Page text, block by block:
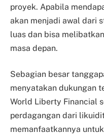
proyek. Apabila
akan menjadi awal dari
luas dan bisa
masa depan.
Sebagian besar
menyatakan dukungan
World Liberty Financial
perdagangan dari
memanfaatkannya